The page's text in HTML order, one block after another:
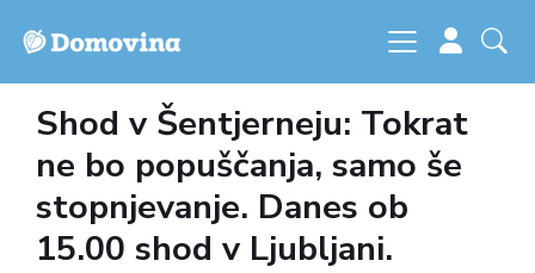
Shod v Šentjerneju: Tokrat
ne bo popuščanja, samo še
stopnjevanje. Danes ob
15.00 shod v Ljubljani.